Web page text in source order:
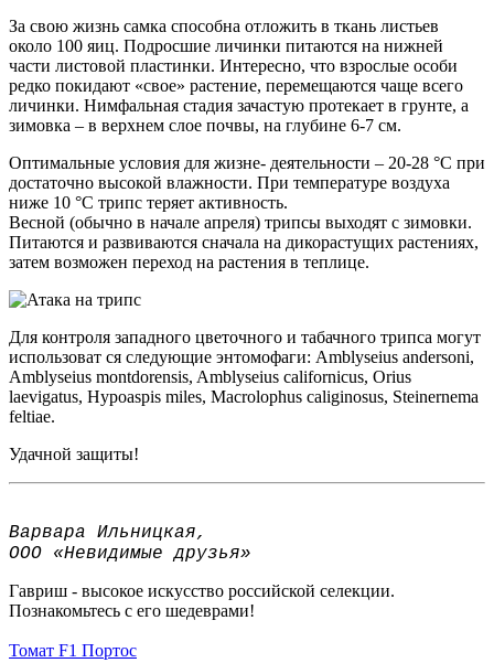
За свою жизнь самка способна отложить в ткань листьев
около 100 яиц. Подросшие личинки питаются на нижней
части листовой пластинки. Интересно, что взрослые особи
редко покидают «свое» растение, перемещаются чаще всего
личинки. Нимфальная стадия зачастую протекает в грунте, а
зимовка – в верхнем слое почвы, на глубине 6-7 см.
Оптимальные условия для жизне- деятельности – 20-28 °C при
достаточно высокой влажности. При температуре воздуха
ниже 10 °C трипс теряет активность.
Весной (обычно в начале апреля) трипсы выходят с зимовки.
Питаются и развиваются сначала на дикорастущих растениях,
затем возможен переход на растения в теплице.
Для контроля западного цветочного и табачного трипса могут
использоват ся следующие энтомофаги: Amblyseius andersoni,
Amblyseius montdorensis, Amblyseius californicus, Orius
laevigatus, Hypoaspis miles, Macrolophus caliginosus, Steinernema
feltiae.
Удачной защиты!
Варвара Ильницкая,
ООО «Невидимые друзья»
Гавриш - высокое искусство российской селекции.
Познакомьтесь с его шедеврами!
Томат F1 Портос